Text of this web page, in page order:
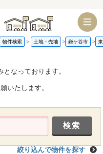
千葉店 船橋店
物件検索 土地・売地 鎌ケ谷市
なっております。
いたします。
絞り込んで物件を探す